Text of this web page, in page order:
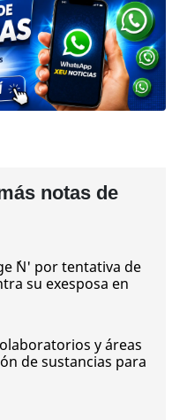
notas de
´N' por tentativa de
su exesposa en
y áreas
de sustancias para